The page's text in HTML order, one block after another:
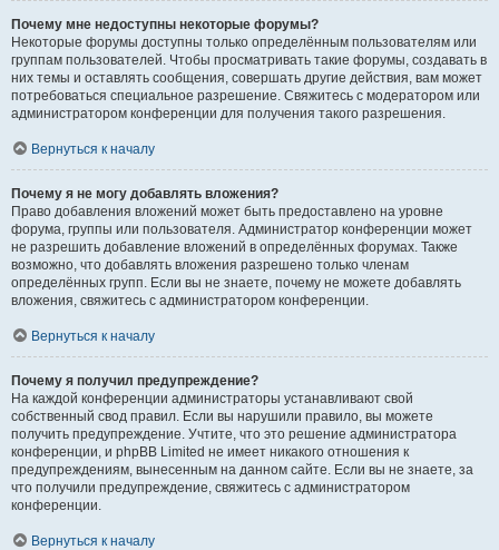
Почему мне недоступны некоторые форумы?
Некоторые форумы доступны только определённым пользователям или
группам пользователей. Чтобы просматривать такие форумы, создавать в
них темы и оставлять сообщения, совершать другие действия, вам может
потребоваться специальное разрешение. Свяжитесь с модератором или
администратором конференции для получения такого разрешения.
Вернуться к началу
Почему я не могу добавлять вложения?
Право добавления вложений может быть предоставлено на уровне
форума, группы или пользователя. Администратор конференции может
не разрешить добавление вложений в определённых форумах. Также
возможно, что добавлять вложения разрешено только членам
определённых групп. Если вы не знаете, почему не можете добавлять
вложения, свяжитесь с администратором конференции.
Вернуться к началу
Почему я получил предупреждение?
На каждой конференции администраторы устанавливают свой
собственный свод правил. Если вы нарушили правило, вы можете
получить предупреждение. Учтите, что это решение администратора
конференции, и phpBB Limited не имеет никакого отношения к
предупреждениям, вынесенным на данном сайте. Если вы не знаете, за
что получили предупреждение, свяжитесь с администратором
конференции.
Вернуться к началу